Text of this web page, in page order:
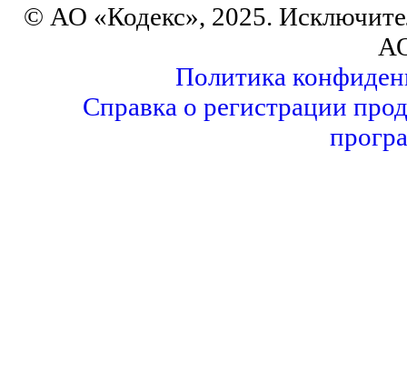
© АО «Кодекс», 2025.
Политика
Справка о регистрации